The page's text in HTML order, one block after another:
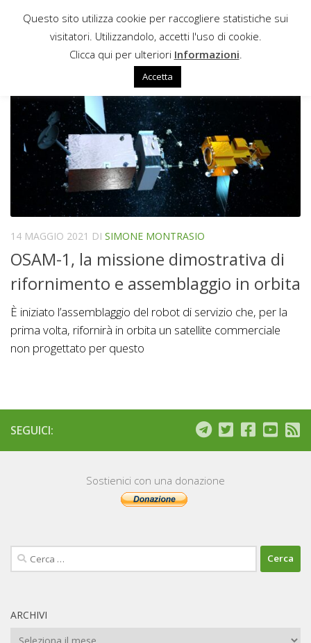
Sotto il contenuto
14 MAGGIO 2021 DI SIMONE MONTRASIO
OSAM-1, la missione dimostrativa di
rifornimento e assemblaggio in orbita
È iniziato l’assemblaggio del robot di servizio che, per la
prima volta, rifornirà in orbita un satellite commerciale
non progettato per questo
SEGUICI:
Sostienici con una donazione
Ricerca
per:
ARCHIVI
Archivi
Questo sito utilizza cookie per raccogliere statistiche sui
visitatori. Utilizzandolo, accetti l'uso di cookie.
Clicca qui per ulteriori Informazioni
Accetta